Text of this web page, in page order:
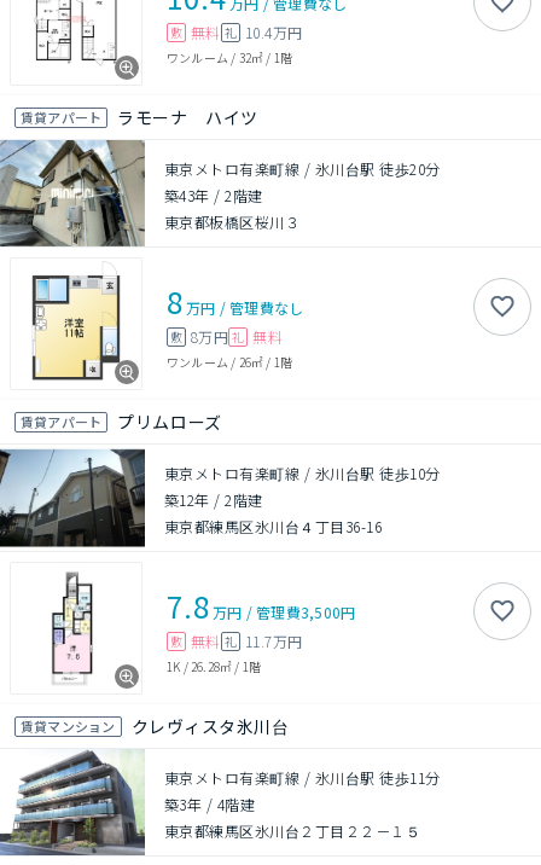
敷 無料 礼 10.4万円
ワンルーム / 32㎡ / 1階
賃貸アパート ラモーナ ハイツ
東京メトロ有楽町線 / 氷川台駅 徒歩20分
築43年 /2階建
東京都板橋区桜川３
8万円 /管理費なし
敷 8万円 礼 無料
ワンルーム / 26㎡ / 1階
賃貸アパート プリムローズ
東京メトロ有楽町線 / 氷川台駅 徒歩10分
築12年 /2階建
東京都練馬区氷川台４丁目36-16
7.8万円 /管理費3,500円
敷 無料 礼 11.7万円
1K / 26.28㎡ / 1階
賃貸マンション クレヴィスタ氷川台
東京メトロ有楽町線 / 氷川台駅 徒歩11分
築3年 / 4階建
東京都練馬区氷川台２丁目２２－１５